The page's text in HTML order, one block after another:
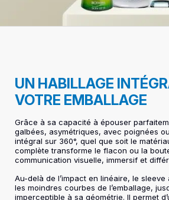
UN HABILLAGE
VOTRE EMBALLAGE
Grâce à sa capacité à épouser
galbées, asymétriques, avec poignées
intégral sur 360°, quel que soit le
complète transforme le flacon ou la
communication visuelle, immersif et
Au-delà de l’impact en linéaire, le
les moindres courbes de l’emballage,
imperceptible à sa géométrie. Il permet